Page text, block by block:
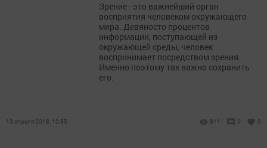
Зрение - это важнейший орган
восприятия человеком окружающего
мира. Девяносто процентов
информации, поступающей из
окружающей среды, человек
воспринимает посредством зрения.
Именно поэтому так важно сохранить
его.
13 апреля 2018, 10:35 811 0 0